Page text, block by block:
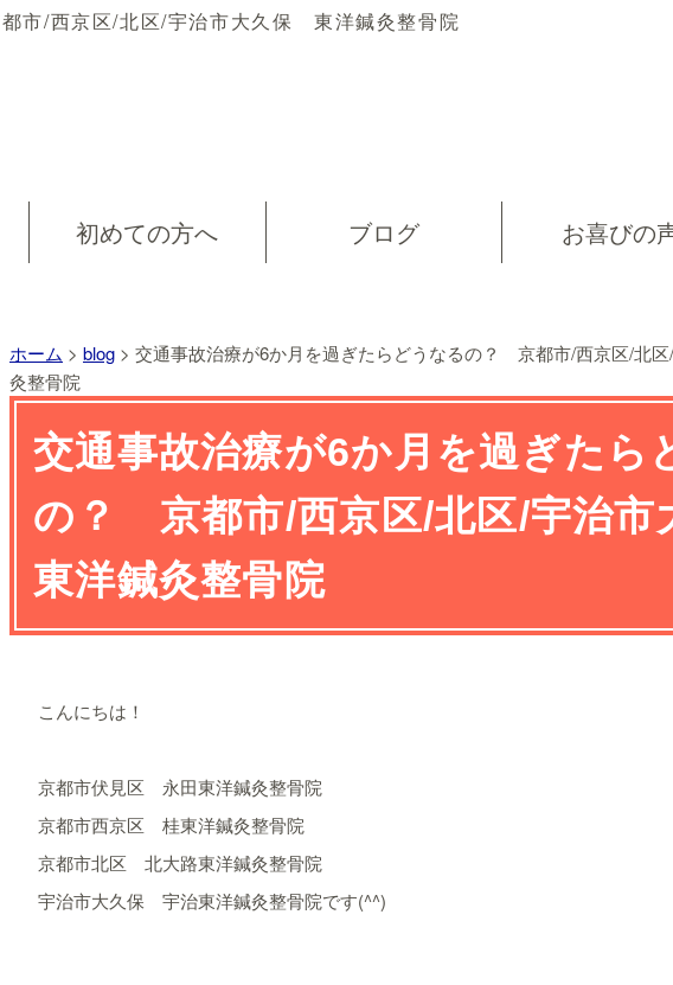
市/西京区/北区/宇治市大久保 東洋鍼灸整骨院
初めての方へ ブログ お喜びの
ホーム > blog > 交通事故治療が6か月を過ぎたらどうなるの？ 京都市/西京区/北
灸整骨院
交通事故治療が6か月を過ぎたら
の？ 京都市/西京区/北区/宇治
東洋鍼灸整骨院
こんにちは！
京都市伏見区 永田東洋鍼灸整骨院
京都市西京区 桂東洋鍼灸整骨院
京都市北区 北大路東洋鍼灸整骨院
宇治市大久保 宇治東洋鍼灸整骨院です(^^)